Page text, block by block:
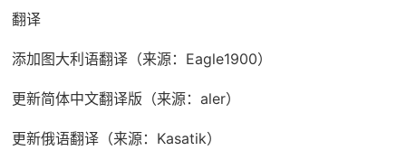
翻译
添加图大利语翻译（来源：Eagle1900）
更新简体中文翻译版（来源：aler）
更新俄语翻译（来源：Kasatik）